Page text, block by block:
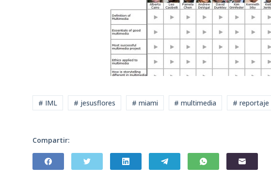
# IML # jesusflores # miami # multimedia # reportaje
Compartir: